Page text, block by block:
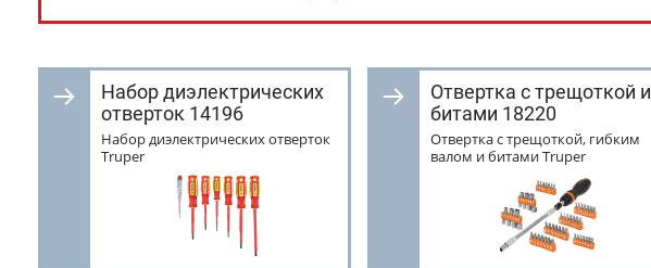
Набор диэлектрических
отверток 14196
Набор диэлектрических отверток
Truper
Отвертка с трещоткой и
битами 18220
Отвертка с трещоткой, гибким
валом и битами Truper